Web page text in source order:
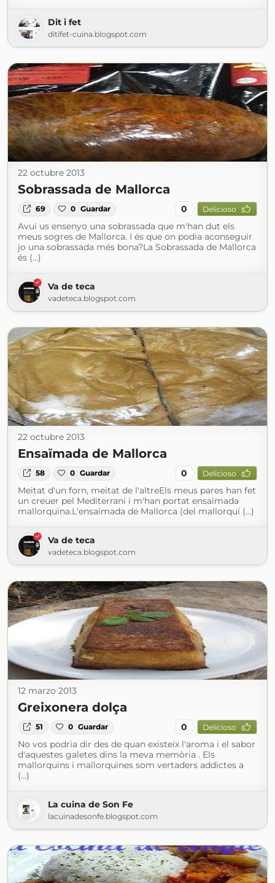
Dit i fet
ditifet-cuina.blogspot.com
22 octubre 2013
Sobrassada de Mallorca
69 0 Guardar 0 Delicioso
Avui us ensenyo una sobrassada que m'han dut els
meus sogres de Mallorca. I és que on podia aconseguir
jo una sobrassada més bona?La Sobrassada de Mallorca
és (...)
Va de teca
vadeteca.blogspot.com
22 octubre 2013
Ensaïmada de Mallorca
58 0 Guardar 0 Delicioso
Meitat d'un forn, meitat de l'altreEls meus pares han fet
un creuer pel Mediterrani i m'han portat ensaïmada
mallorquina.L'ensaïmada de Mallorca (del mallorquí (...)
Va de teca
vadeteca.blogspot.com
12 marzo 2013
Greixonera dolça
51 0 Guardar 0 Delicioso
No vos podria dir des de quan existeix l'aroma i el sabor
d'aquestes galetes dins la meva memòria . Els
mallorquins i mallorquines som vertaders addictes a
(...)
La cuina de Son Fe
lacuinadesonfe.blogspot.com